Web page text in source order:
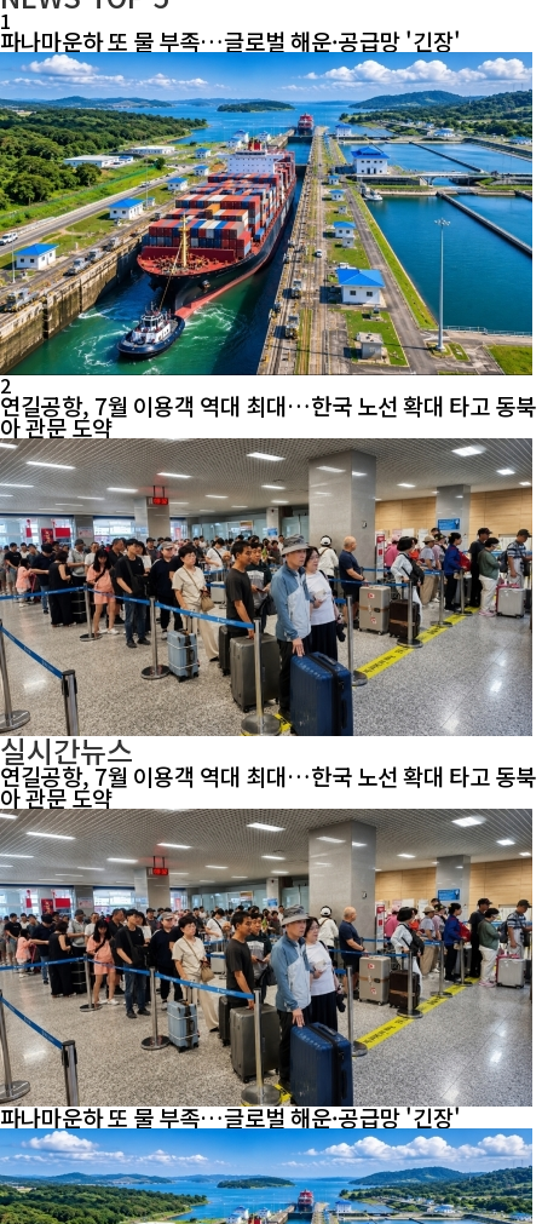
1
파나마운하 또 물 부족…글로벌 해운·공급망 '긴장'
2
연길공항, 7월 이용객 역대 최대…한국 노선 확대 타고 동북
아 관문 도약
실시간뉴스
연길공항, 7월 이용객 역대 최대…한국 노선 확대 타고 동북
아 관문 도약
파나마운하 또 물 부족…글로벌 해운·공급망 '긴장'